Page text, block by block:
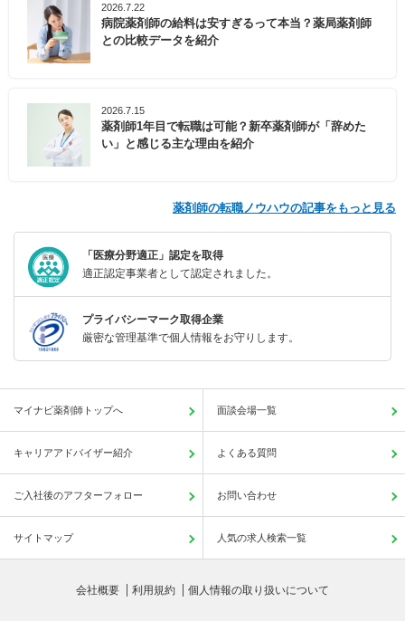
2026.7.22
病院薬剤師の給料は安すぎるって本当？薬局薬剤師
との比較データを紹介
2026.7.15
薬剤師1年目で転職は可能？新卒薬剤師が「辞めた
い」と感じる主な理由を紹介
薬剤師の転職ノウハウの記事をもっと見る
「医療分野適正」認定を取得
適正認定事業者として認定されました。
プライバシーマーク取得企業
厳密な管理基準で個人情報をお守りします。
マイナビ薬剤師トップへ 面談会場一覧
キャリアアドバイザー紹介 よくある質問
ご入社後のアフターフォロー お問い合わせ
サイトマップ 人気の求人検索一覧
会社概要 利用規約 個人情報の取り扱いについて